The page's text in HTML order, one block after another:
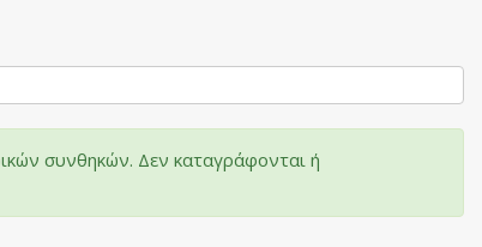
συνθηκών. Δεν καταγράφονται ή